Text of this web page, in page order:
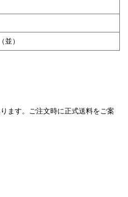
並）
ます。ご注文時に正式送料をご案